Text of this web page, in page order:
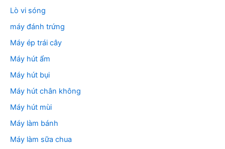
Lò vi sóng
máy đánh trứng
Máy ép trái cây
Máy hút ẩm
Máy hút bụi
Máy hút chân không
Máy hút mùi
Máy làm bánh
Máy làm sữa chua